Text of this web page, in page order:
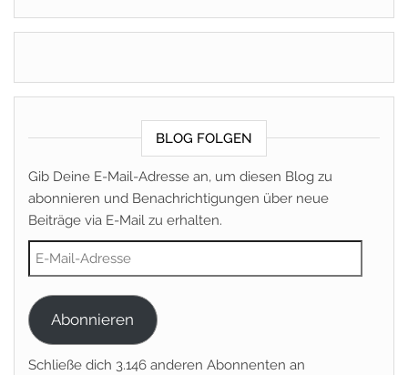
BLOG FOLGEN
Gib Deine E-Mail-Adresse an, um diesen Blog zu
abonnieren und Benachrichtigungen über neue
Beiträge via E-Mail zu erhalten.
E-Mail-Adresse
Abonnieren
Schließe dich 3.146 anderen Abonnenten an